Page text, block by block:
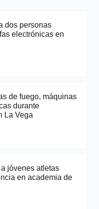
dos personas
electrónicas en
de fuego, máquinas
durante
La Vega
jóvenes atletas
en academia de